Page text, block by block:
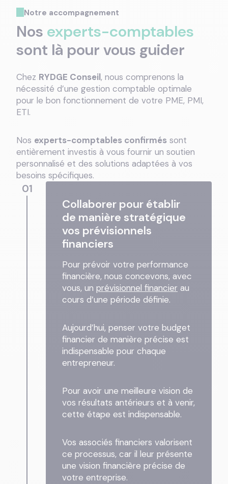
Notre accompagnement
Nos experts-comptables
sont là pour vous guider
Chez RYDGE Conseil, nous comprenons la
nécessité d’une gestion comptable optimale
pour le bon fonctionnement de votre PME, PMI,
ETI.
Nos experts-comptables confirmés sont
entièrement investis à vous fournir un soutien
personnalisé et des solutions adaptées à vos
besoins spécifiques.
01
Collaborer pour établir
de manière stratégique
vos prévisionnels
financiers
Pour prévoir votre performance
financière, nous concevons, avec
vous, un prévisionnel financier au
cours d’une période définie.
Aujourd’hui, penser votre budget
financier de manière précise est
indispensable pour chaque
entrepreneur.
Pour avoir une meilleure vision de
vos résultats antérieurs et à venir,
cette étape est indispensable.
Vos associés financiers valorisent
ce processus, car il leur présente
une vision financière précise de
votre entreprise.